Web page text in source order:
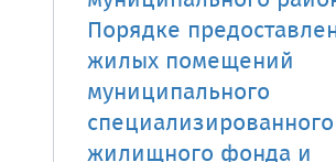
Порядке
жилых помещений
муниципального
специализированного